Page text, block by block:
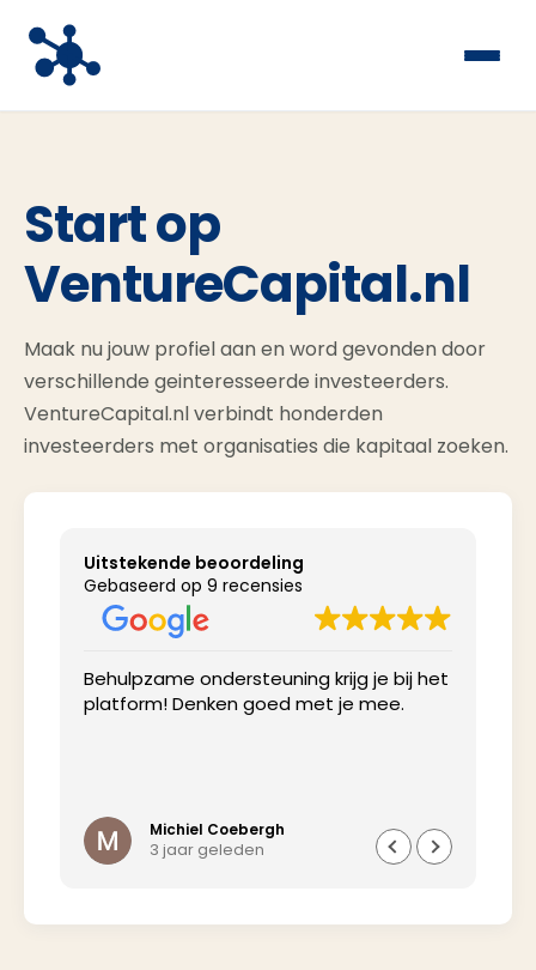
Start op
VentureCapital.nl
Maak nu jouw profiel aan en word gevonden door
verschillende geinteresseerde investeerders.
VentureCapital.nl verbindt honderden
investeerders met organisaties die kapitaal zoeken.
Uitstekende beoordeling
Gebaseerd op 9 recensies
Behulpzame ondersteuning krijg je bij het
platform! Denken goed met je mee.
Michiel Coebergh
3 jaar geleden